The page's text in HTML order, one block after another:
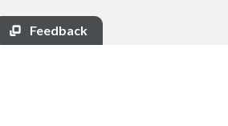
Feedback
Contact
Termeni si conditii